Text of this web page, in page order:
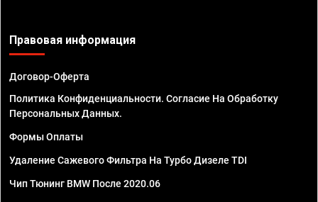
Правовая информация
Договор-Оферта
Политика Конфиденциальности. Согласие На Обработку
Персональных Данных.
Формы Оплаты
Удаление Сажевого Фильтра На Турбо Дизеле TDI
Чип Тюнинг BMW После 2020.06